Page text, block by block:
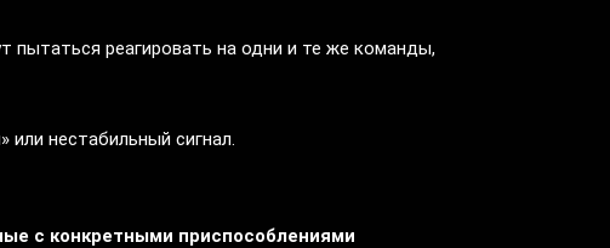
пытаться реагировать на одни и те же команды,
нестабильный сигнал.
с конкретными приспособлениями